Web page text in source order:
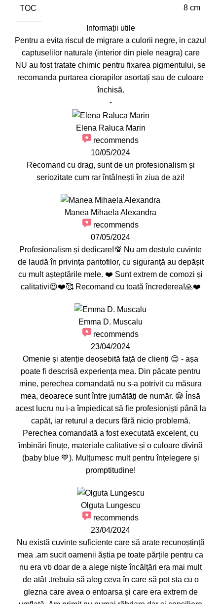
TOC 8 cm
Informații utile
Pentru a evita riscul de migrare a culorii negre, in cazul
captuselilor naturale (interior din piele neagra) care
NU au fost tratate chimic pentru fixarea pigmentului, se
recomanda purtarea ciorapilor asortați sau de culoare
închisă.
-
Elena Raluca Marin
recommends
10/05/2024
Recomand cu drag, sunt de un profesionalism și
seriozitate cum rar întâlnești în ziua de azi!
Manea Mihaela Alexandra
recommends
07/05/2024
Profesionalism și dedicare!💯 Nu am destule cuvinte
de laudă în privința pantofilor, cu siguranță au depășit
cu mult așteptările mele. ❤️ Sunt extrem de comozi și
calitativi😍❤️🥰 Recomand cu toată încrederea!🙏❤️
Emma D. Muscalu
recommends
23/04/2024
Omenie și atenție deosebită față de clienți 😊 - așa
poate fi descrisă experiența mea. Din păcate pentru
mine, perechea comandată nu s-a potrivit cu măsura
mea, deoarece sunt între jumătăți de număr. 😪 Însă
acest lucru nu i-a împiedicat să fie profesioniști până la
capăt, iar returul a decurs fără nicio problemă.
Perechea comandată a fost executată excelent, cu
îmbinări finuțe, materiale calitative și o culoare divină
(baby blue 💙). Mulțumesc mult pentru înțelegere și
promptitudine!
Olguta Lungescu
recommends
23/04/2024
Nu există cuvinte suficiente care să arate recunoștință
mea .am sucit oamenii ăștia pe toate părțile pentru ca
nu era vb doar de a alege niște încălțări era mai mult
de atât .trebuia să aleg ceva în care să pot sta cu o
glezna care avea o entoarsa și care era extrem de